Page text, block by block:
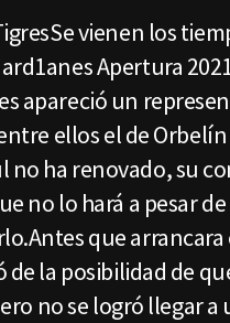
vienen los
Apertura
apareció un
ellos el de
no ha renovado, su
no lo hará a pesar
que
de la posibilidad de
no se logró llegar a